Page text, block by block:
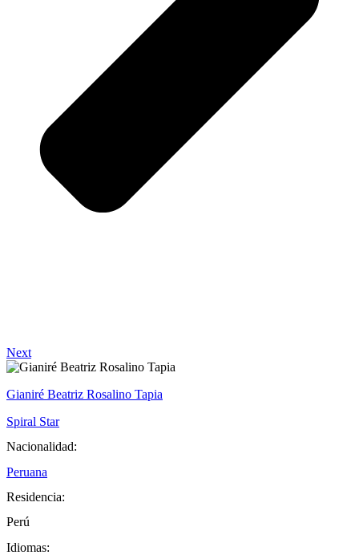
Next
Gianiré Beatriz Rosalino Tapia
Spiral Star
Nacionalidad:
Peruana
Residencia:
Perú
Idiomas: